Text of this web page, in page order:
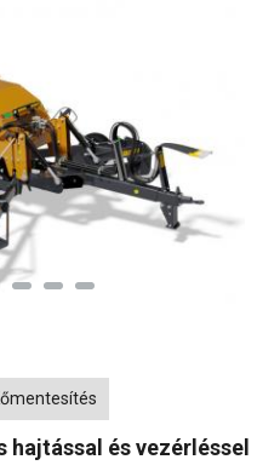
és vezérléssel